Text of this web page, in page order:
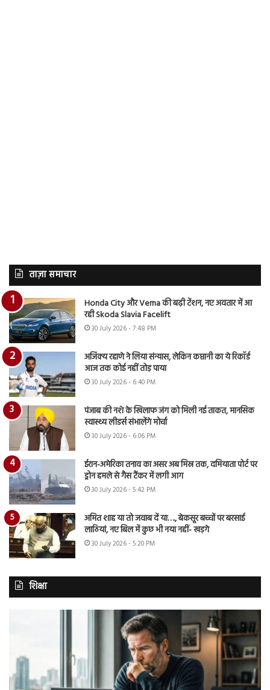
ताज़ा समाचार
Honda City और Verna की बढ़ी टेंशन, नए अवतार में आ
रही Skoda Slavia Facelift
30 July 2026 - 7:48 PM
अजिंक्य रहाणे ने लिया संन्यास, लेकिन कप्तानी का ये रिकॉर्ड
आज तक कोई नहीं तोड़ पाया
30 July 2026 - 6:40 PM
पंजाब की नशे के खिलाफ जंग को मिली नई ताकत, मानसिक
स्वास्थ्य लीडर्स संभालेंगे मोर्चा
30 July 2026 - 6:06 PM
ईरान-अमेरिका तनाव का असर अब मिस्र तक, दमियाता पोर्ट पर
ड्रोन हमले से गैस टैंकर में लगी आग
30 July 2026 - 5:42 PM
अमित शाह या तो जवाब दें या…., बेकसूर बच्चों पर बरसाई
लाठियां, नए बिल में कुछ भी नया नहीं- खड़गे
30 July 2026 - 5:20 PM
शिक्षा